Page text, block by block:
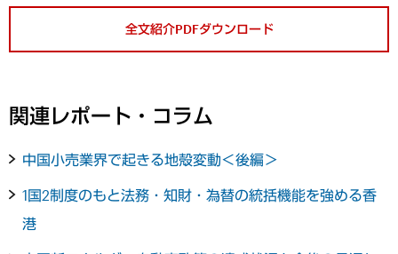
全文紹介PDFダウンロード
関連レポート・コラム
中国小売業界で起きる地殻変動＜後編＞
1国2制度のもと法務・知財・為替の統括機能を強める香
港